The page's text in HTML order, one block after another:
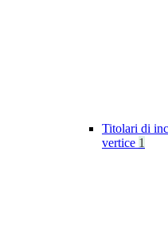
Titolari di
vertice 1